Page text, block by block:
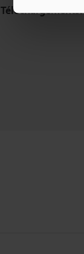
Téléchargements: